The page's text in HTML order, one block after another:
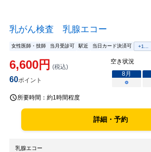
乳がん検査 乳腺エコー
女性医師・技師 当月受診可 駅近 当日カード決済可 +1...
6,600円 (税込)
60ポイント
空き状況
8月
○
所要時間： 約1時間程度
詳細・予約
乳腺エコー